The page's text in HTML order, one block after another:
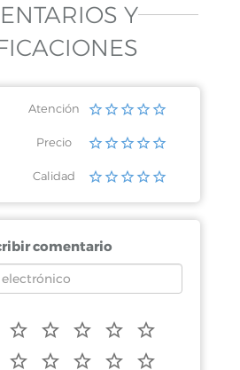
Y
Atención
Precio
Calidad
comentario